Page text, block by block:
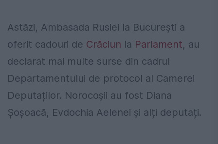
Astăzi, Ambasada Rusiei la București a
oferit cadouri de Crăciun la Parlament, au
declarat mai multe surse din cadrul
Departamentului de protocol al Camerei
Deputaților. Norocoșii au fost Diana
Șoșoacă, Evdochia Aelenei și alți deputați.